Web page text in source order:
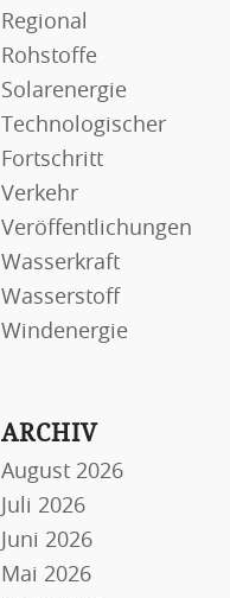
Regional
Rohstoffe
Solarenergie
Technologischer
Fortschritt
Verkehr
Veröffentlichungen
Wasserkraft
Wasserstoff
Windenergie
ARCHIV
August 2026
Juli 2026
Juni 2026
Mai 2026